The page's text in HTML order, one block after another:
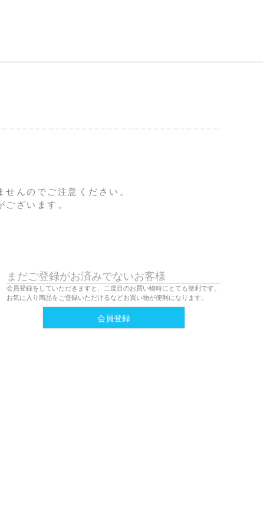
んのでご注意ください。
ざいます。
まだご登録がお済みでないお客様
会員登録をしていただきますと、二度目のお買い物時にとても便利です。
お気に入り商品をご登録いただけるなどお買い物が便利になります。
会員登録